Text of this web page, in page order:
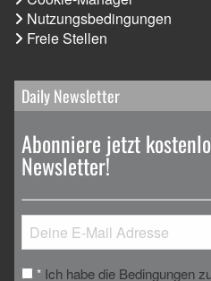
Nutzungsbedingungen
Freie Stellen
Daily Newsletter
Abonniere jetzt
Newsletter!
* Ich habe die Bedingungen